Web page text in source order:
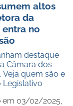
altos
da
entra no
destaque
Câmara dos
Veja quem são e
Legislativo
em 03/02/2025,